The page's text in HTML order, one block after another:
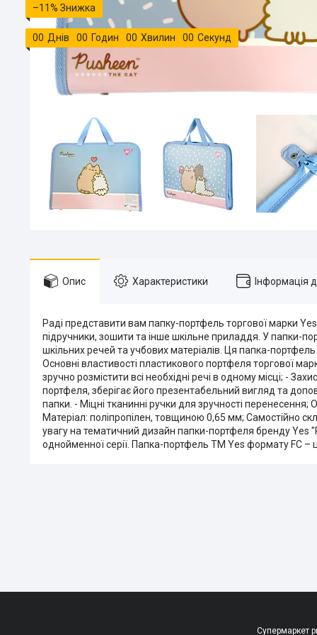
–11%
00 Днів 00 Годин 00 Хвилин 00 Секунд
Опис Характеристики Інформація
Раді представити вам папку-портфель торгової марки
підручники, зошити та інше шкільне приладдя. У папки-
шкільних речей та учбових матеріалів. Ця папка-
Основні властивості пластикового портфеля торгової
зручно розмістити всі необхідні речі в одному місці; -
портфеля, зберігає його презентабельний вигляд та
папки. - Міцні тканинні ручки для зручності
Матеріал: поліпропілен, товщиною 0,65 мм; Самостійно
увагу на тематичний дизайн папки-портфеля бренду Yes
однойменної серії. Папка-портфель TM Yes формату FC